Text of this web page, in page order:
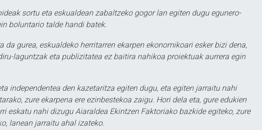
sortu eta eskualdean zabaltzeko gogor lan egiten dugu egunero-
boluntario talde handi batek.
da gurea, eskualdeko herritarren ekarpen ekonomikoari esker bizi dena,
laguntzak eta publizitatea ez baitira nahikoa proiektuak aurrera egin
independentea den kazetaritza egiten dugu, eta egiten jarraitu nahi
zure ekarpena ere ezinbestekoa zaigu. Hori dela eta, gure edukien
eskatu nahi dizugu Aiaraldea Ekintzen Faktoriako bazkide egiteko, zure
lanean jarraitu ahal izateko.